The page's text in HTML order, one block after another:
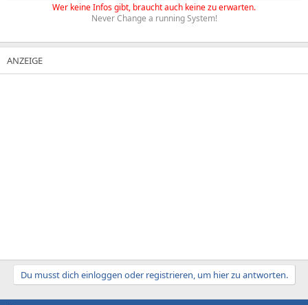
Wer keine Infos gibt, braucht auch keine zu erwarten.
Never Change a running System!
Du musst dich einloggen oder registrieren, um hier zu antworten.